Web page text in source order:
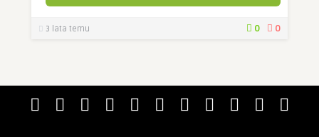
3 lata temu 0 0